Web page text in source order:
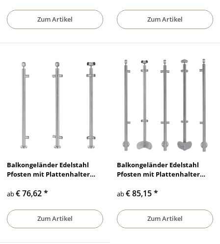
Zum Artikel Zum Artikel
Balkongeländer Edelstahl
Pfosten mit Plattenhalter
ab€ 76,62*
Zum Artikel
Balkongeländer Edelstahl
Pfosten mit Plattenhalter
ab€ 85,15*
Zum Artikel